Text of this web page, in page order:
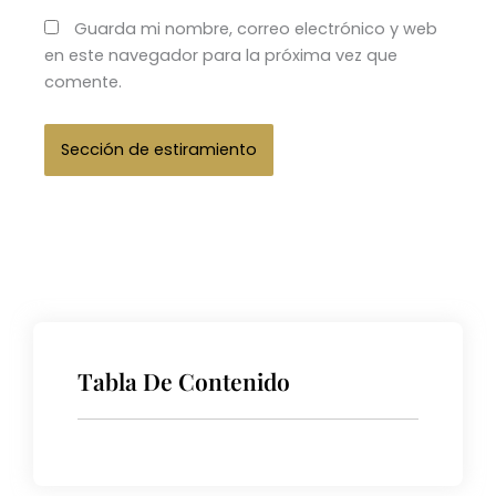
Guarda mi nombre, correo electrónico y web
en este navegador para la próxima vez que
comente.
Tabla De Contenido